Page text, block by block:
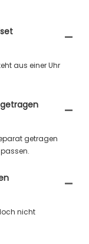
aus einer Uhr
getragen
nicht